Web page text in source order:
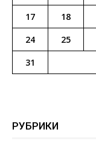
17
18
24
25
31
РУБРИКИ